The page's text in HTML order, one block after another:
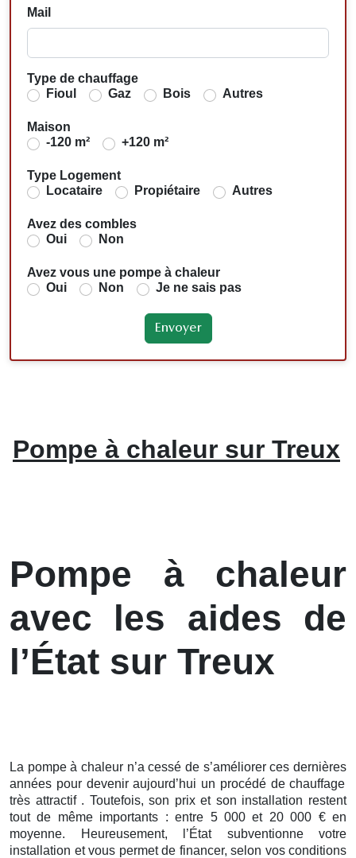
Mail
Type de chauffage
Fioul
Gaz Bois Autres
Maison
-120 m²
+120 m²
Type Logement
Locataire
Propiétaire Autres
Avez des combles
Oui
Non
Avez vous une pompe à chaleur
Oui
Non Je ne sais pas
Pompe à chaleur sur Treux
Pompe à chaleur
avec les aides de
l’État sur Treux
La pompe à chaleur n’a cessé de s’améliorer ces dernières
années pour devenir aujourd’hui un procédé de chauffage
très attractif . Toutefois, son prix et son installation restent
tout de même importants : entre 5 000 et 20 000 € en
moyenne. Heureusement, l’État subventionne votre
installation et vous permet de financer, selon vos conditions